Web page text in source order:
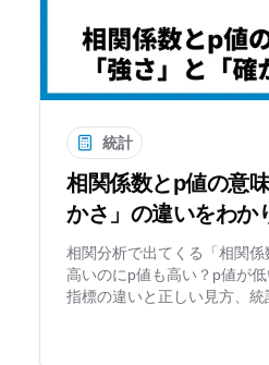
統計
相関係数とp値の意
かさ」の違いをわか
相関分析で出てくる「相関
高いのにp値も高い？p値が
指標の違いと正しい見方、統